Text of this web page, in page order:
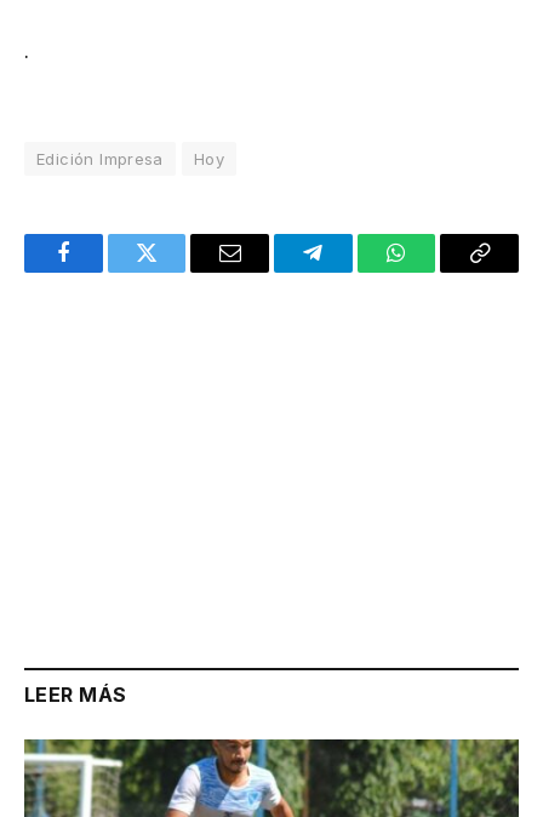
.
Edición Impresa Hoy
FacebookTwitter Email TelegramWhatsAppCopy
LEER MÁS